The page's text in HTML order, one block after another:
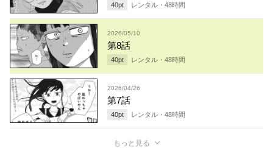
40pt レンタル・ 48時間
2026/05/10
第8話
40pt レンタル・ 48時間
2026/04/26
第7話
40pt レンタル・ 48時間
もっと見る